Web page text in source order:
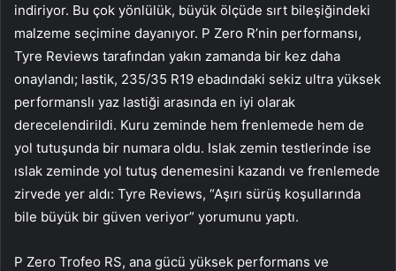
indiriyor. Bu çok yönlülük, büyük ölçüde sırt bileşiğindeki
malzeme seçimine dayanıyor. P Zero R’nin performansı,
Tyre Reviews tarafından yakın zamanda bir kez daha
onaylandı; lastik, 235/35 R19 ebadındaki sekiz ultra yüksek
performanslı yaz lastiği arasında en iyi olarak
derecelendirildi. Kuru zeminde hem frenlemede hem de
yol tutuşunda bir numara oldu. Islak zemin testlerinde ise
ıslak zeminde yol tutuş denemesini kazandı ve frenlemede
zirvede yer aldı: Tyre Reviews, “Aşırı sürüş koşullarında
bile büyük bir güven veriyor” yorumunu yaptı.
P Zero Trofeo RS, ana gücü yüksek performans ve